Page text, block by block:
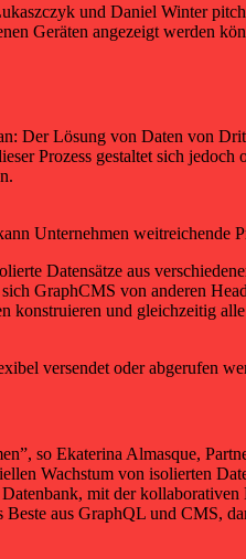
und Daniel Winter
Geräten angezeigt werden
Der Lösung von Daten von
Prozess gestaltet sich
Unternehmen weitreichende
Datensätze aus
GraphCMS von anderen
und gleichzeitig
versendet oder abgerufen
so Ekaterina Almasque,
Wachstum von isolierten
mit der
aus GraphQL und CMS,